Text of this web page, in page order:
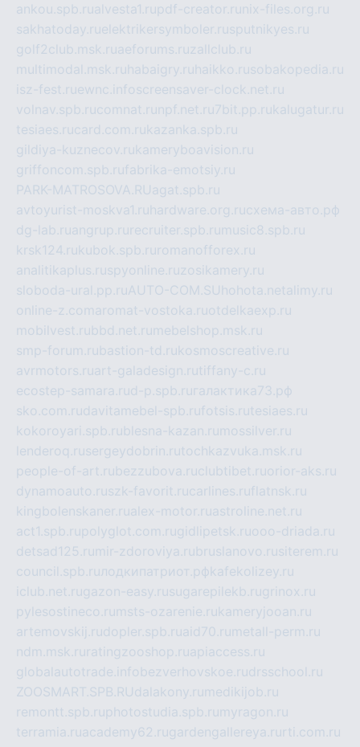
ankou.spb.rualvesta1.rupdf-creator.ru nix-files.org.ru
sakhatoday.ruelektrikersymboler.rusputnikyes.ru
golf2club.msk.ruaeforums.ruzallclub.ru
multimodal.msk.ru habaigry.ru haikko.rusobakopedia.ru
isz-fest.ruewnc.infoscreensaver-clock.net.ru
volnav.spb.rucomnat.ru npf.net.ru7bit.pp.rukalugatur.ru
tesiaes.rucard.com.rukazanka.spb.ru
gildiya-kuznecov.rukameryboavision.ru
griffoncom.spb.rufabrika-emotsiy.ru
PARK-MATROSOVA.RUagat.spb.ru
avtoyurist-moskva1.ru hardware.org.ruсхема-авто.рф
dg-lab.ruangrup.ru recruiter.spb.ru music8.spb.ru
krsk124.rukubok.spb.ru romanofforex.ru
analitikaplus.ruspyonline.ruzosikamery.ru
sloboda-ural.pp.ruAUTO-COM.SU hohota.netalimy.ru
online-z.comaromat-vostoka.ruotdelkaexp.ru
mobilvest.rubbd.net.ru mebelshop.msk.ru
smp-forum.rubastion-td.rukosmoscreative.ru
avrmotors.ruart-galadesign.rutiffany-c.ru
ecostep-samara.rud-p.spb.ru галактика73.рф
sko.com.rudavitamebel-spb.rufotsis.rutesiaes.ru
kokoroyari.spb.rublesna-kazan.ru mossilver.ru
lenderoq.rusergeydobrin.rutochkazvuka.msk.ru
people-of-art.rubezzubova.ruclubtibet.ruorior-aks.ru
dynamoauto.ruszk-favorit.rucarlines.ruflatnsk.ru
kingbolenskaner.rualex-motor.ruastroline.net.ru
act1.spb.rupolyglot.com.rugidlipetsk.ruooo-driada.ru
detsad125.ru mir-zdoroviya.rubruslanovo.rusiterem.ru
council.spb.ruлодкипатриот.рфkafekolizey.ru
iclub.net.rugazon-easy.rusugarepilekb.rugrinox.ru
pylesostineco.ru msts-ozarenie.rukameryjooan.ru
artemovskij.rudopler.spb.ruaid70.ru metall-perm.ru
ndm.msk.ru ratingzooshop.ruapiaccess.ru
globalautotrade.info bezverhovskoe.rudrsschool.ru
ZOOSMART.SPB.RUdalakony.ru medikijob.ru
remontt.spb.ruphotostudia.spb.ru myragon.ru
terramia.ruacademy62.rugardengallereya.ru rti.com.ru